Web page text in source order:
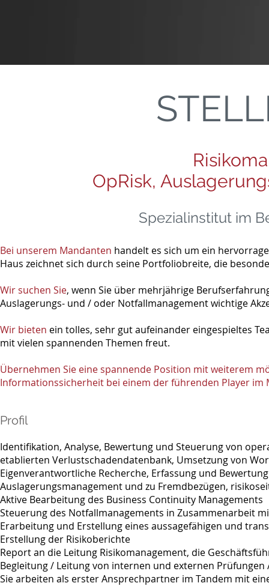
OpRisk,
Spezialinstitut im
Bei unserem Mandanten handelt es sich um ein
Haus zeichnet sich durch seine Portfoliobreite, die
Wir suchen Sie, wenn Sie über mehrjährige
Auslagerungs- und / oder Notfallmanagement wichtige
Wir bieten ein tolles, sehr gut aufeinander eingespieltes
mit vielen spannenden Themen freut.
Übernehmen Sie eine spannende Position mit weiterem
Informationssicherheit bei einem der führenden Player im
Profil
Identifikation, Analyse, Bewertung und Steuerung von
etablierten Verlustschadendatenbank, Umsetzung von
Eigenverantwortliche Recherche, Erfassung und
Auslagerungsmanagement und zu Fremdbezügen,
Aktive Bearbeitung des Business Continuity Managements
Steuerung des Notfallmanagements in Zusammenarbeit
Erarbeitung und Erstellung eines aussagefähigen und
Erstellung der Risikoberichte
Report an die Leitung Risikomanagement, die
Begleitung / Leitung von internen und externen Prüfungen
Sie arbeiten als erster Ansprechpartner im Tandem mit